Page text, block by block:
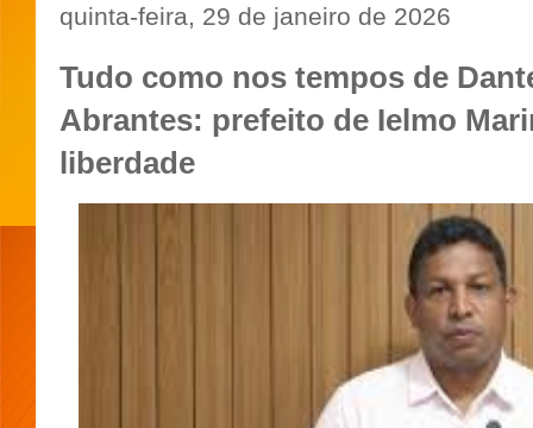
quinta-feira, 29 de janeiro de 2026
Tudo como nos tempos de
Abrantes: prefeito de Ielmo
liberdade